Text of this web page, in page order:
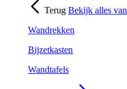
Terug Bekijk alles van
Wandrekken
Bijzetkasten
Wandtafels